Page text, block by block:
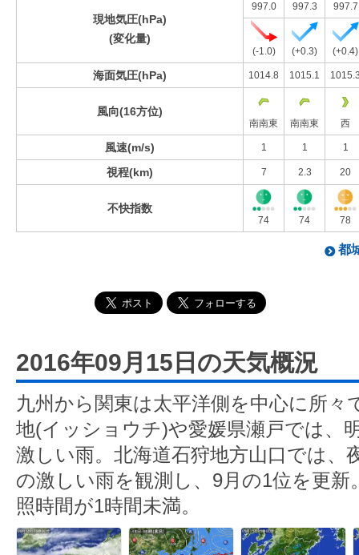
現地気圧(hPa)
(変化量)
997.0 997.3 997.7
(-1.0) (+0.3) (+0.4)
海面気圧(hPa) 1014.8 1015.1
風向(16方位)
南南東 南南東 西
風速(m/s) 1 1 1
視程(km) 7 2.3 20
不快指数
74 74 78
都
2016年09月15日の天気概況
九州から関東は太平洋側を中心に所々
地(イッショウチ)や愛媛県瀬戸では、
激しい雨。北海道石狩地方山口では、
の激しい雨を観測し、9月の1位を更新
照時間が1時間未満。